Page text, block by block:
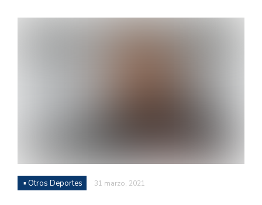
▪ Otros Deportes 31 marzo, 2021